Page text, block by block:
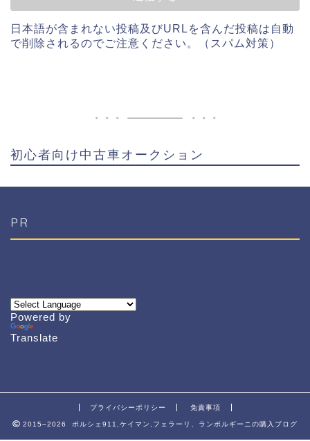
日本語が含まれない投稿及びURLを含んだ投稿は自動
で削除されるのでご注意ください。（スパム対策）
初心者向け中古車オークション
PR
Powered by
Translate
プライバシーポリシー 免責事項
2015–2026 ポルシェ911,ケイマン,フェラーリ、ランボルギーニの購入ブログ